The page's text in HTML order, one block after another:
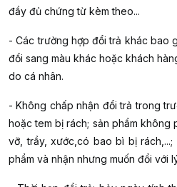
đầy đủ chứng từ kèm theo...
- Các trường hợp đổi trả khác bao
đổi sang màu khác hoặc khách
do cá nhân.
- Không chấp nhận đổi trả trong
hoặc tem bị rách; sản phẩm không
vỡ, trầy, xước,có bao bì bị
phẩm và nhận nhưng muốn đổi với